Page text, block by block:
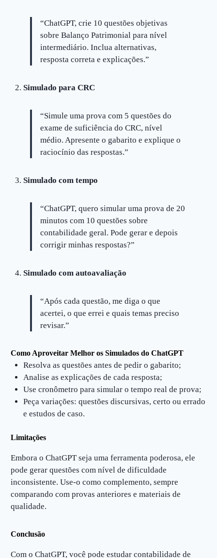
“ChatGPT, crie 10 questões objetivas
sobre Balanço Patrimonial para nível
intermediário. Inclua alternativas,
resposta correta e explicações.”
Simulado para CRC
“Simule uma prova com 5 questões do
exame de suficiência do CRC, nível
médio. Apresente o gabarito e explique o
raciocínio das respostas.”
Simulado com tempo
“ChatGPT, quero simular uma prova de 20
minutos com 10 questões sobre
contabilidade geral. Pode gerar e depois
corrigir minhas respostas?”
Simulado com autoavaliação
“Após cada questão, me diga o que
acertei, o que errei e quais temas preciso
revisar.”
Como Aproveitar Melhor os Simulados do ChatGPT
Resolva as questões antes de pedir o gabarito;
Analise as explicações de cada resposta;
Use cronômetro para simular o tempo real de prova;
Peça variações: questões discursivas, certo ou errado
e estudos de caso.
Limitações
Embora o ChatGPT seja uma ferramenta poderosa, ele
pode gerar questões com nível de dificuldade
inconsistente. Use-o como complemento, sempre
comparando com provas anteriores e materiais de
qualidade.
Conclusão
Com o ChatGPT, você pode estudar contabilidade de